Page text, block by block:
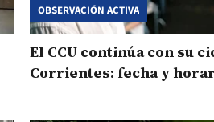
OBSERVACIÓN ACTIVA
El CCU continúa con su
Corrientes: fecha y